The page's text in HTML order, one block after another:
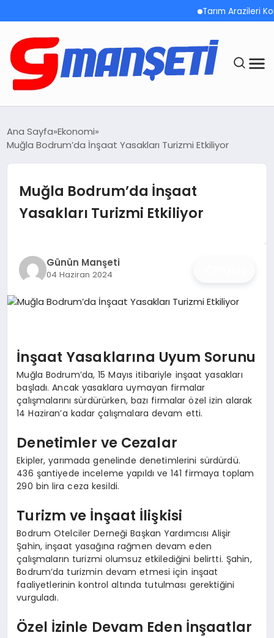
Tarım Arazileri
DEMOLAR
MEGA MENÜ
TEKNOLOJI
İŞ DÜNYASI
MAGAZIN
KRIPTO PARA
GEZI & SEYAHAT
OYUN
Ana Sayfa Ekonomi
Muğla Bodrum’da İnşaat Yasakları Turizmi Etkiliyor
Muğla Bodrum’da İnşaat
Yasakları Turizmi Etkiliyor
Günün Manşeti
04 Haziran 2024
İnşaat Yasaklarına Uyum Sorunu
Muğla Bodrum’da, 15 Mayıs itibariyle inşaat yasakları
başladı. Ancak yasaklara uymayan firmalar
çalışmalarını sürdürürken, bazı firmalar özel izin alarak
14 Haziran’a kadar çalışmalara devam etti.
Denetimler ve Cezalar
Ekipler, yarımada genelinde denetimlerini sürdürdü.
436 şantiyede inceleme yapıldı ve 141 firmaya toplam
290 bin lira ceza kesildi.
Turizm ve İnşaat İlişkisi
Bodrum Otelciler Derneği Başkan Yardımcısı Alişir
Şahin, inşaat yasağına rağmen devam eden
çalışmaların turizmi olumsuz etkilediğini belirtti. Şahin,
Bodrum’da turizmin devam etmesi için inşaat
faaliyetlerinin kontrol altında tutulması gerektiğini
vurguladı.
Özel İzinle Devam Eden İnşaatlar